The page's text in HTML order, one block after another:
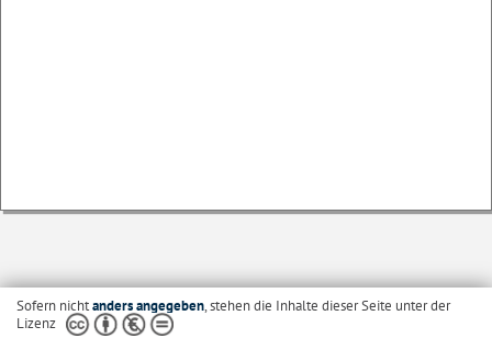
Sofern nichtanders angegeben, stehen die Inhalte dieser Seite unter der
Lizenz